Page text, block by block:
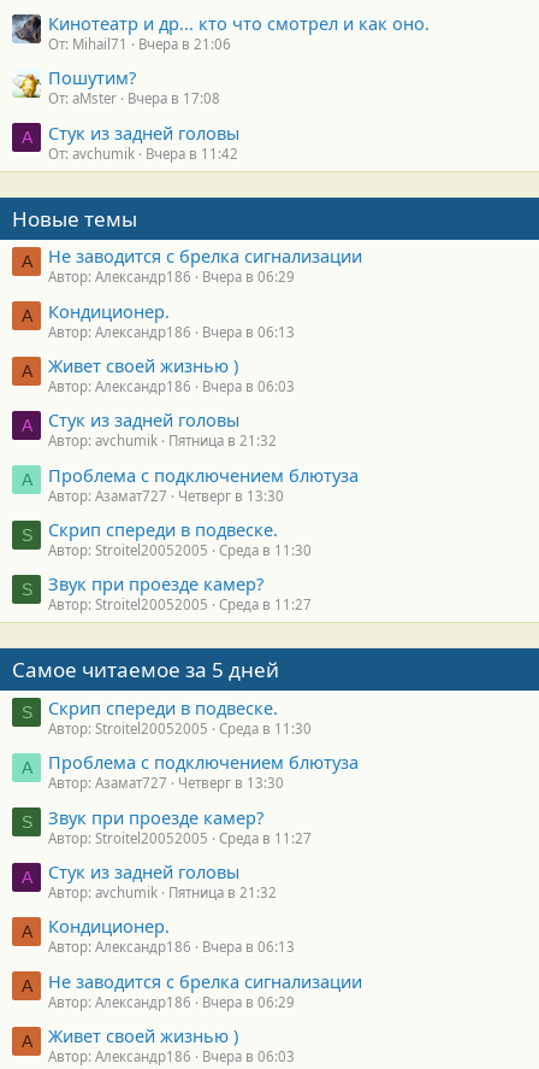
Кинотеатр и др... кто что смотрел и как оно.
От: Mihail71 Вчера в 21:06
Пошутим?
От: aMster Вчера в 17:08
A Стук из задней головы
От: avchumik Вчера в 11:42
Новые темы
А Не заводится с брелка сигнализации
Автор: Александр186 Вчера в 06:29
А Кондиционер.
Автор: Александр186 Вчера в 06:13
А Живет своей жизнью )
Автор: Александр186 Вчера в 06:03
A Стук из задней головы
Автор: avchumik Пятница в 21:32
А Проблема с подключением блютуза
Автор: Азамат727 Четверг в 13:30
S Скрип спереди в подвеске.
Автор: Stroitel20052005 Среда в 11:30
S Звук при проезде камер?
Автор: Stroitel20052005 Среда в 11:27
Самое читаемое за 5 дней
S Скрип спереди в подвеске.
Автор: Stroitel20052005 Среда в 11:30
А Проблема с подключением блютуза
Автор: Азамат727 Четверг в 13:30
S Звук при проезде камер?
Автор: Stroitel20052005 Среда в 11:27
A Стук из задней головы
Автор: avchumik Пятница в 21:32
А Кондиционер.
Автор: Александр186 Вчера в 06:13
А Не заводится с брелка сигнализации
Автор: Александр186 Вчера в 06:29
А Живет своей жизнью )
Автор: Александр186 Вчера в 06:03